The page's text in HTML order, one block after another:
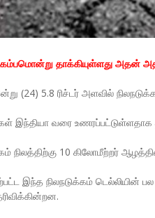
தாக்கியுள்ளது அதன்
(24) 5.8 ரிச்டர் அளவில்
இந்தியா வரை
நிலத்திற்கு 10 கிலோமீற்றர்
இந்த நிலநடுக்கம் டெல்லியின்